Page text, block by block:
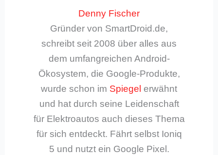
Denny Fischer
Gründer von SmartDroid.de,
schreibt seit 2008 über alles aus
dem umfangreichen Android-
Ökosystem, die Google-Produkte,
wurde schon im Spiegel erwähnt
und hat durch seine Leidenschaft
für Elektroautos auch dieses Thema
für sich entdeckt. Fährt selbst Ioniq
5 und nutzt ein Google Pixel.